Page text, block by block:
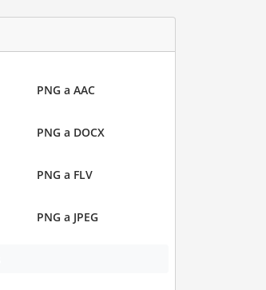
PNG a AAC
PNG a DOCX
PNG a FLV
PNG a JPEG